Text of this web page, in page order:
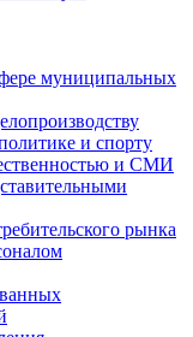
муниципальных
и спорту
и СМИ
рынка